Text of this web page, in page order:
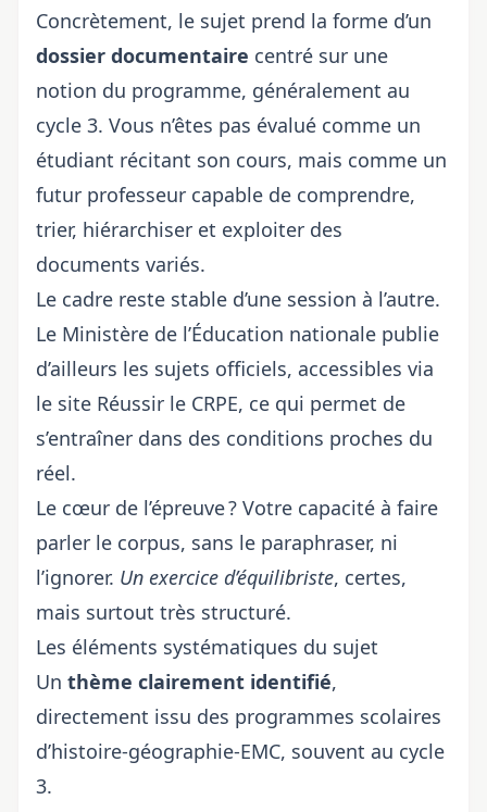
Concrètement, le sujet prend la forme d’un
dossier documentaire centré sur une
notion du programme, généralement au
cycle 3. Vous n’êtes pas évalué comme un
étudiant récitant son cours, mais comme un
futur professeur capable de comprendre,
trier, hiérarchiser et exploiter des
documents variés.
Le cadre reste stable d’une session à l’autre.
Le Ministère de l’Éducation nationale publie
d’ailleurs les sujets officiels, accessibles via
le site Réussir le CRPE, ce qui permet de
s’entraîner dans des conditions proches du
réel.
Le cœur de l’épreuve ? Votre capacité à faire
parler le corpus, sans le paraphraser, ni
l’ignorer. Un exercice d’équilibriste, certes,
mais surtout très structuré.
Les éléments systématiques du sujet
Un thème clairement identifié,
directement issu des programmes scolaires
d’histoire-géographie-EMC, souvent au cycle
3.